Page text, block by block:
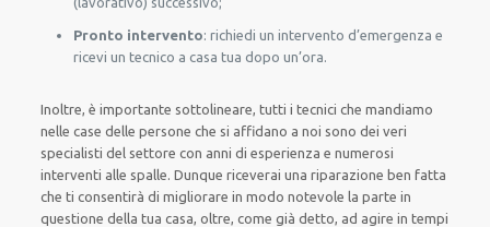
Pronto intervento: richiedi un intervento d’emergenza e
ricevi un tecnico a casa tua dopo un’ora.
Inoltre, è importante sottolineare, tutti i tecnici che mandiamo
nelle case delle persone che si affidano a noi sono dei veri
specialisti del settore con anni di esperienza e numerosi
interventi alle spalle. Dunque riceverai una riparazione ben fatta
che ti consentirà di migliorare in modo notevole la parte in
questione della tua casa, oltre, come già detto, ad agire in tempi